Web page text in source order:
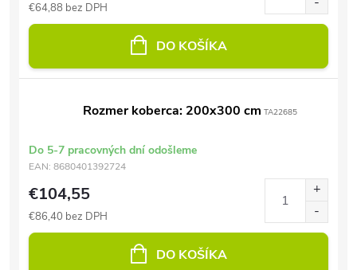
€64,88 bez DPH
DO KOŠÍKA
Rozmer koberca: 200x300 cm TA22685
Do 5-7 pracovných dní odošleme
EAN: 8680401392724
€104,55
€86,40 bez DPH
DO KOŠÍKA